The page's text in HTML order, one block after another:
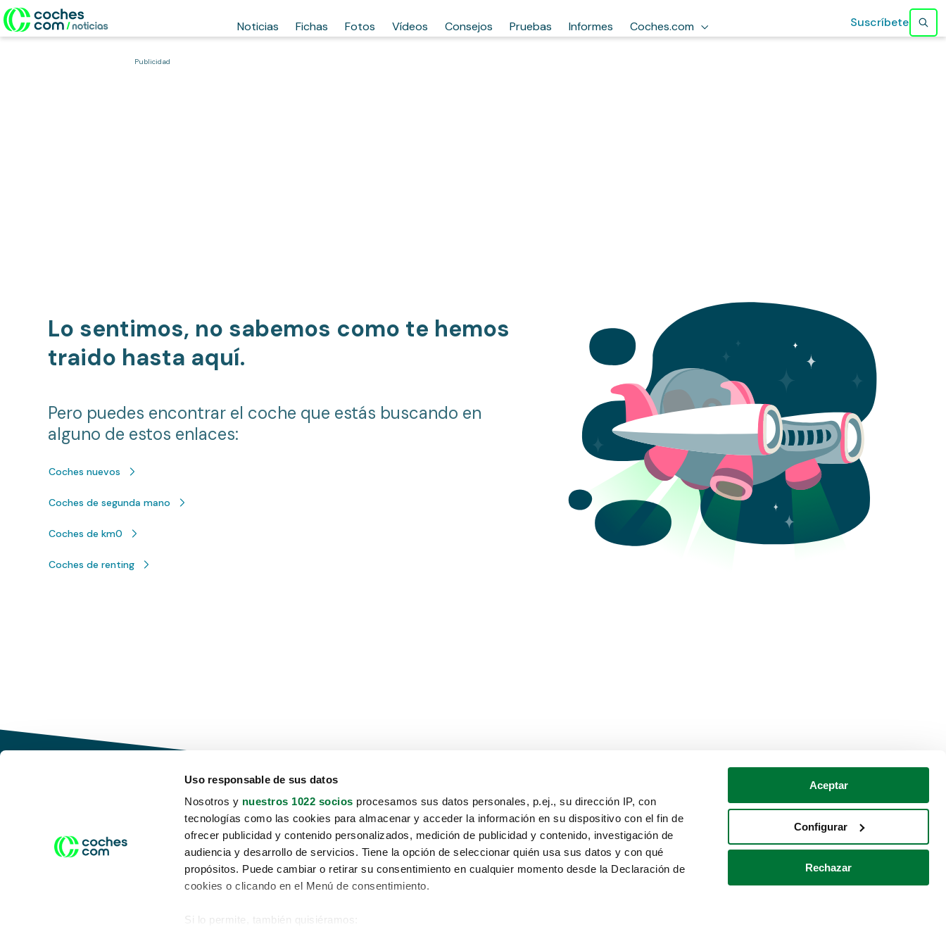
Uso responsable de sus datos
Nosotros y nuestros 1022 socios procesamos sus datos personales, p.ej., su dirección IP, con
tecnologías como las cookies para almacenar y acceder la información en su dispositivo con el fin de
ofrecer publicidad y contenido personalizados, medición de publicidad y contenido, investigación de
audiencia y desarrollo de servicios. Tiene la opción de seleccionar quién usa sus datos y con qué
propósitos. Puede cambiar o retirar su consentimiento en cualquier momento desde la Declaración de
cookies o clicando en el Menú de consentimiento.
Si lo permite, también quisiéramos:
Aceptar
Configurar
Rechazar
Noticias Fichas Fotos Vídeos Consejos Pruebas Informes Coches.com Suscríbete
Publicidad
Lo sentimos, no sabemos como te hemos
traido hasta aquí.
Pero puedes encontrar el coche que estás buscando en
alguno de estos enlaces:
Coches nuevos
Coches de segunda mano
Coches de km0
Coches de renting
Conduce tu futuro,
desata tu movilidad